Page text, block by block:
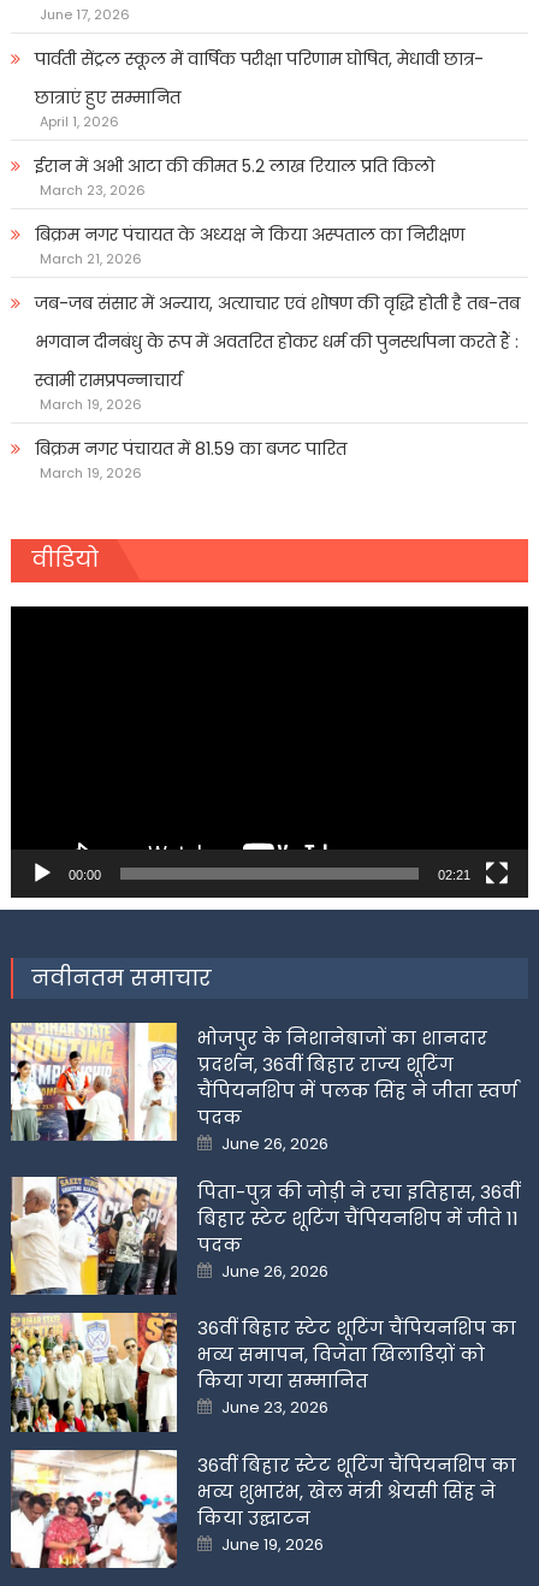
June 17, 2026
पार्वती सेंट्रल स्कूल में वार्षिक परीक्षा परिणाम घोषित, मेधावी छात्र-
छात्राएं हुए सम्मानित
April 1, 2026
ईरान में अभी आटा की कीमत 5.2 लाख रियाल प्रति किलो
March 23, 2026
बिक्रम नगर पंचायत के अध्यक्ष ने किया अस्पताल का निरीक्षण
March 21, 2026
जब-जब संसार में अन्याय, अत्याचार एवं शोषण की वृद्धि होती है तब-तब
भगवान दीनबंधु के रूप में अवतरित होकर धर्म की पुनर्स्थापना करते हैं :
स्वामी रामप्रपन्नाचार्य
March 19, 2026
बिक्रम नगर पंचायत में 81.59 का बजट पारित
March 19, 2026
वीडियो
00:00 02:21
नवीनतम समाचार
भोजपुर के निशानेबाजों का शानदार
प्रदर्शन, 36वीं बिहार राज्य शूटिंग
चैंपियनशिप में पलक सिंह ने जीता स्वर्ण
पदक
Posted
on
June 26, 2026
पिता-पुत्र की जोड़ी ने रचा इतिहास, 36वीं
बिहार स्टेट शूटिंग चैंपियनशिप में जीते 11
पदक
Posted
on
June 26, 2026
36वीं बिहार स्टेट शूटिंग चैंपियनशिप का
भव्य समापन, विजेता खिलाडिय़ों को
किया गया सम्मानित
Posted
on
June 23, 2026
36वीं बिहार स्टेट शूटिंग चैंपियनशिप का
भव्य शुभारंभ, खेल मंत्री श्रेयसी सिंह ने
किया उद्घाटन
Posted
on
June 19, 2026